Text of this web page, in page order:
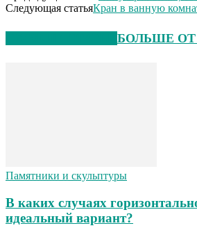
Следующая статьяКран в ванную
БОЛЬШЕ ОТ
Памятники и скульптуры
В каких случаях
идеальный вариант?